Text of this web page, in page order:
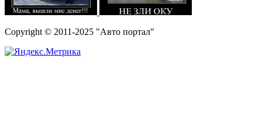
Copyright © 2011-2025 "Авто портал"